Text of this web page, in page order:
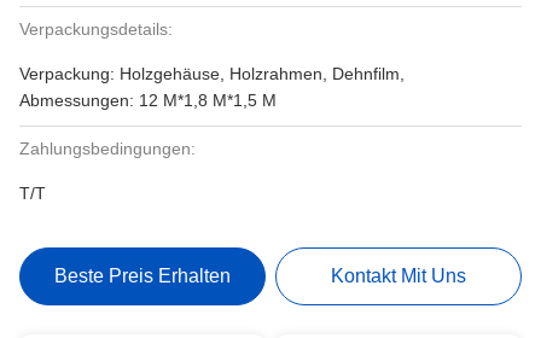
Verpackungsdetails:
Verpackung: Holzgehäuse, Holzrahmen, Dehnfilm,
Abmessungen: 12 M*1,8 M*1,5 M
Zahlungsbedingungen:
T/T
Beste Preis Erhalten Kontakt Mit Uns